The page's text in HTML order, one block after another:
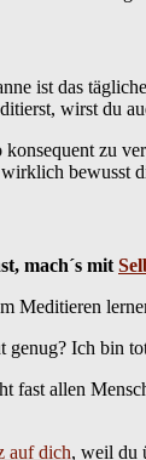
ist das
wirst du
konsequent
bewusst
mach´s mit
Meditieren
Ich bin
fast allen
auf dich, weil du